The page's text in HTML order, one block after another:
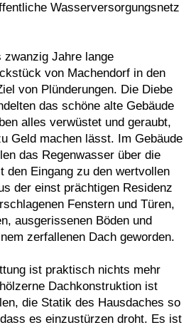
Wasserversorgungsnetz
Jahre lange
von Machendorf in den
von Plünderungen. Die Diebe
das schöne alte Gebäude
alles verwüstet und geraubt,
Geld machen lässt. Im Gebäude
das Regenwasser über die
den Eingang zu den wertvollen
der einst prächtigen Residenz
Fenstern und Türen,
ausgerissenen Böden und
zerfallenen Dach geworden.
ist praktisch nichts mehr
Dachkonstruktion ist
die Statik des Hausdaches so
es einzustürzen droht. Es ist